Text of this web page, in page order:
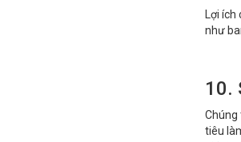
Lợi
như
10.
Chúng
tiêu